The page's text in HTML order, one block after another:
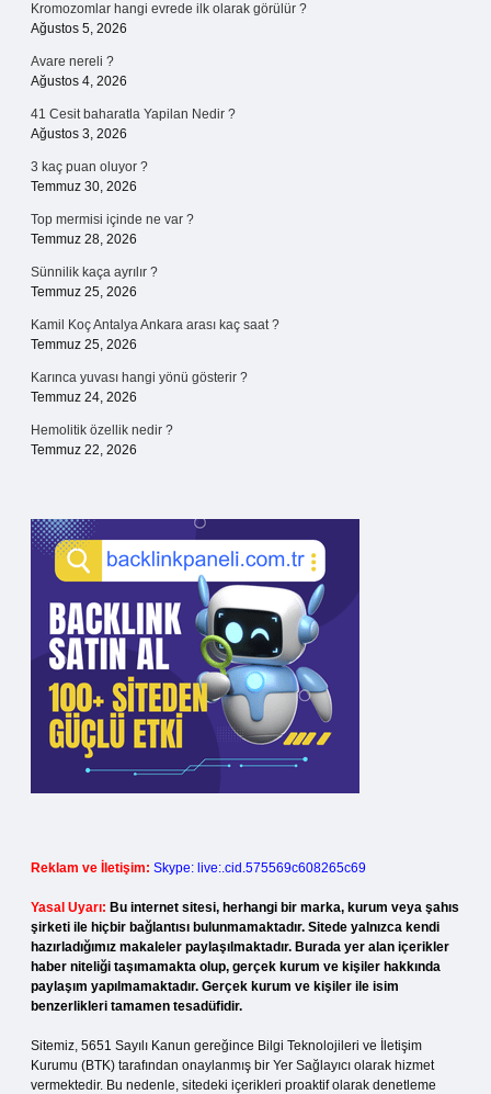
Kromozomlar hangi evrede ilk olarak görülür ?
Ağustos 5, 2026
Avare nereli ?
Ağustos 4, 2026
41 Cesit baharatla Yapilan Nedir ?
Ağustos 3, 2026
3 kaç puan oluyor ?
Temmuz 30, 2026
Top mermisi içinde ne var ?
Temmuz 28, 2026
Sünnilik kaça ayrılır ?
Temmuz 25, 2026
Kamil Koç Antalya Ankara arası kaç saat ?
Temmuz 25, 2026
Karınca yuvası hangi yönü gösterir ?
Temmuz 24, 2026
Hemolitik özellik nedir ?
Temmuz 22, 2026
Reklam ve İletişim: Skype: live:.cid.575569c608265c69
Yasal Uyarı: Bu internet sitesi, herhangi bir marka, kurum veya şahıs
şirketi ile hiçbir bağlantısı bulunmamaktadır. Sitede yalnızca kendi
hazırladığımız makaleler paylaşılmaktadır. Burada yer alan içerikler
haber niteliği taşımamakta olup, gerçek kurum ve kişiler hakkında
paylaşım yapılmamaktadır. Gerçek kurum ve kişiler ile isim
benzerlikleri tamamen tesadüfidir.
Sitemiz, 5651 Sayılı Kanun gereğince Bilgi Teknolojileri ve İletişim
Kurumu (BTK) tarafından onaylanmış bir Yer Sağlayıcı olarak hizmet
vermektedir. Bu nedenle, sitedeki içerikleri proaktif olarak denetleme